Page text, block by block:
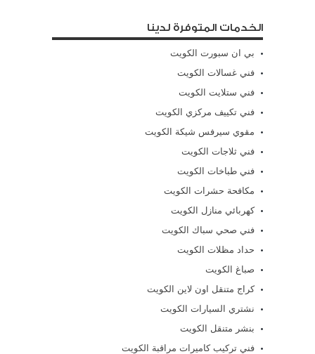
الخدمات المتوفرة لدينا
بي ان سبورت الكويت
فني غسالات الكويت
فني ستلايت الكويت
فني تكييف مركزي الكويت
مقوي سيرفس شيكة الكويت
فني ثلاجات الكويت
فني طباخات الكويت
مكافحة حشرات الكويت
كهربائي منازل الكويت
فني صحي سباك الكويت
حداد مظلات الكويت
صباغ الكويت
كراج متنقل اون لاين الكويت
نشتري السيارات الكويت
بنشر متنقل الكويت
فني تركيب كاميرات مراقبة الكويت